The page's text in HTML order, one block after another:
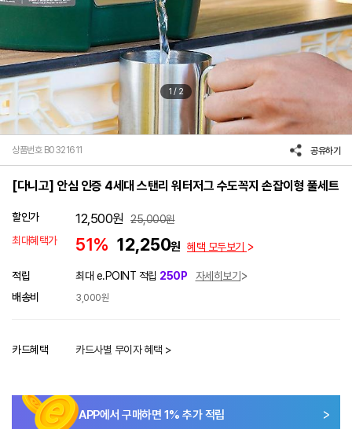
1 / 2
상품번호 B0321611 공유하기
[다니고] 안심 인증 4세대 스탠리 워터저그 수도꼭지 손잡이형 풀세트
할인가 12,500원 25,000원
최대혜택가
51% 12,250원 혜택 모두보기
적립 최대 e.POINT 적립 250P
자세히보기
배송비
3,000원
카드혜택 카드사별 무이자 혜택 >
APP에서 구매하면 1% 추가 적립